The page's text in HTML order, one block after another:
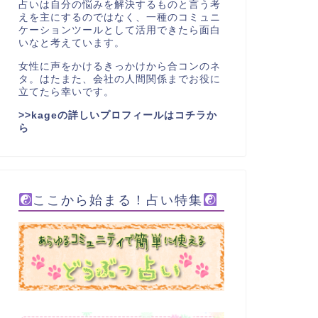
占いは自分の悩みを解決するものと言う考
えを主にするのではなく、一種のコミュニ
ケーションツールとして活用できたら面白
いなと考えています。
女性に声をかけるきっかけから合コンのネ
タ。はたまた、会社の人間関係までお役に
立てたら幸いです。
>>kageの詳しいプロフィールはコチラか
ら
ここから始まる！占い特集